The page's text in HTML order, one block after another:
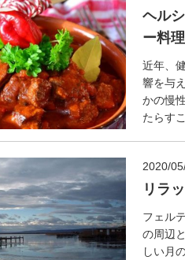
ヘル
ー料理
近年、
響を与
かの慢
たらす
2020/
リラ
フェル
の周辺
しい月